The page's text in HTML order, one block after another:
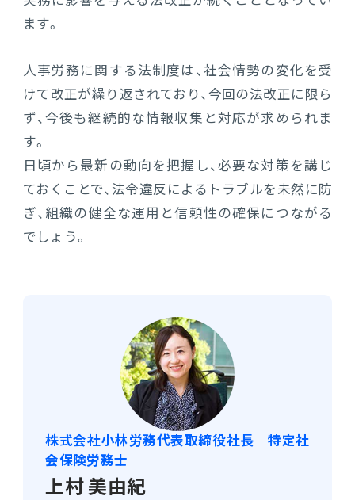
ます。
人事労務に関する法制度は、社会情勢の変化を受
けて改正が繰り返されており、今回の法改正に限ら
ず、今後も継続的な情報収集と対応が求められま
す。
日頃から最新の動向を把握し、必要な対策を講じ
ておくことで、法令違反によるトラブルを未然に防
ぎ、組織の健全な運用と信頼性の確保につながる
でしょう。
株式会社小林労務代表取締役社長 特定社
会保険労務士
上村 美由紀